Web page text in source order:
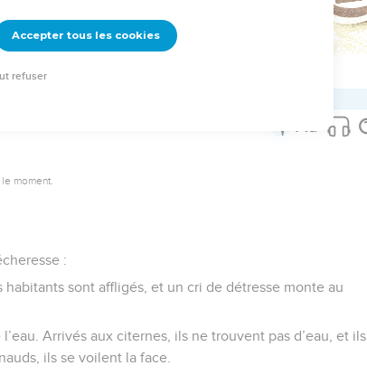
! Jusques à quand resteras-tu impure ? »
Inc.® Used by permission. All rights reserved worldwide.
moment.
:
sont affligés, et un cri de détresse monte au
Arrivés aux citernes, ils ne trouvent pas d’eau, et ils
ils se voilent la face.
Accepter tous les cookies
refuser